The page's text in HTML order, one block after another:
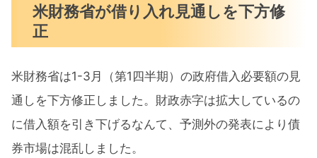
米財務省が借り入れ見通しを下方修
正
米財務省は1-3月（第1四半期）の政府借入必要額の見
通しを下方修正しました。財政赤字は拡大しているの
に借入額を引き下げるなんて、予測外の発表により債
券市場は混乱しました。